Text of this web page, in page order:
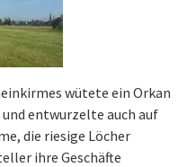
wütete ein Orkan
entwurzelte auch auf
die riesige Löcher
ihre Geschäfte